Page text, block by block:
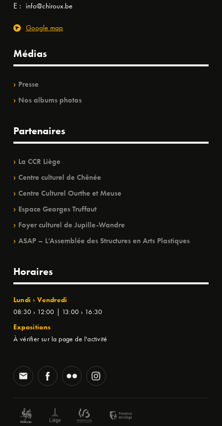
E : info@chiroux.be
Google map
Médias
Presse
Nos albums photos
Partenaires
La CCR Liège
Centre culturel de Chênée
Centre Culturel Ourthe et Meuse
Espace Georges Truffaut
Foyer culturel de Jupille-Wandre
ASAP – L’Assemblée des Structures en Arts Plastiques
Horaires
Lundi › Vendredi
08:30 › 12:00 | 13:00 › 16:30
Expositions
À vérifier sur la page de l'activité